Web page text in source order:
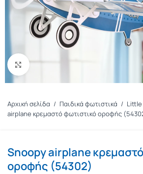
Πατήστε για μεγέθυνση
Αρχική σελίδα / Παιδικά φωτιστικά /
airplane κρεμαστό φωτιστικό οροφής
Snoopy airplane
οροφής (54302)